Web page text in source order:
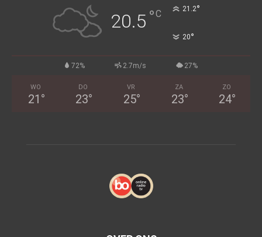
20.5 °C 21.2°
20°
72% 2.7m/s 27%
WO
21 °
DO
23°
VR
25°
ZA
23°
ZO
24°